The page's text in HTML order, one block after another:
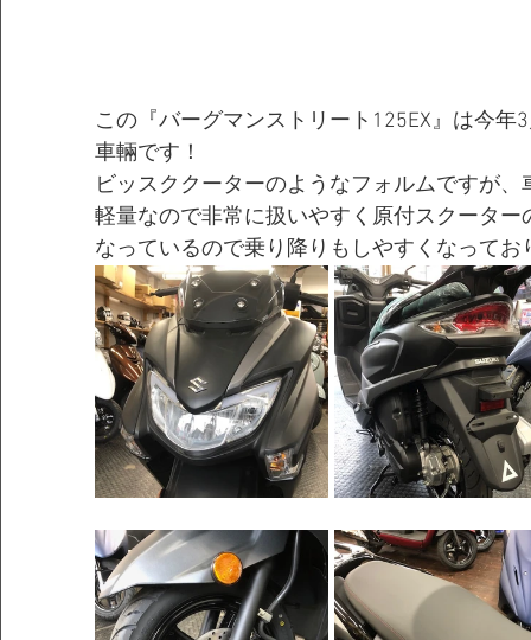
この『バーグマンストリート125EX』は今年
車輛です！
ビッスククーターのようなフォルムですが
軽量なので非常に扱いやすく原付スクータ
なっているので乗り降りもしやすくなってお